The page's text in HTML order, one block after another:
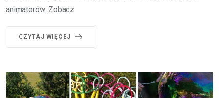
animatorów. Zobacz
CZYTAJ WIĘCEJ